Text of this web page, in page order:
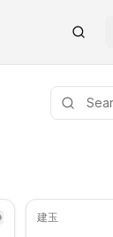
トレベル:
ル -
建玉